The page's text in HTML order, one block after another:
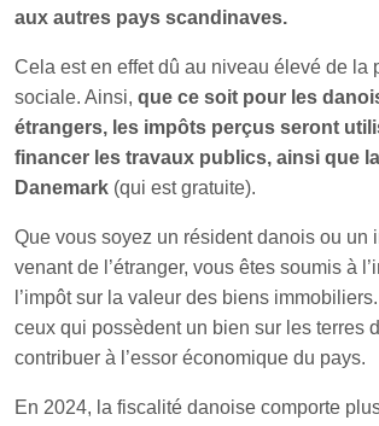
aux autres pays scandinaves.
Cela est en effet dû au niveau élevé de la
sociale. Ainsi, que ce soit pour les
étrangers, les impôts perçus seront
financer les travaux publics, ainsi que
Danemark (qui est gratuite).
Que vous soyez un résident danois ou un
venant de l’étranger, vous êtes soumis à
l’impôt sur la valeur des biens
ceux qui possèdent un bien sur les terres
contribuer à l’essor économique du pays.
En 2024, la fiscalité danoise comporte